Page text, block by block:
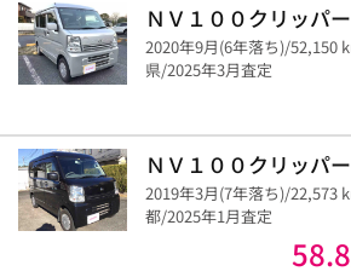
ＮＶ１００クリッパ
2020年9月(6年落ち)/52,150
県/2025年3月査定
ＮＶ１００クリッパ
2019年3月(7年落ち)/22,573
都/2025年1月査定
58.8